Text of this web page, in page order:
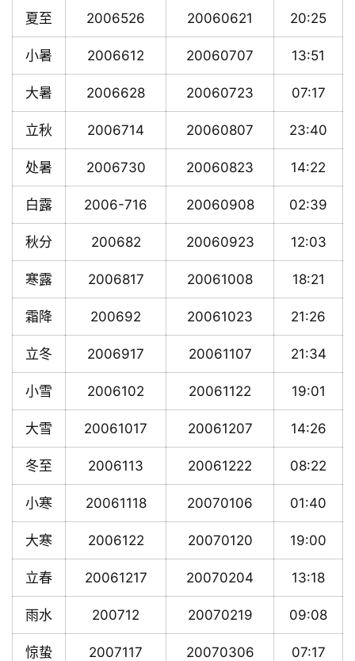
夏至 2006526 20060621 20:25
小暑 2006612 20060707 13:51
大暑 2006628 20060723 07:17
立秋 2006714 20060807 23:40
处暑 2006730 20060823 14:22
白露 2006-716 20060908 02:39
秋分 200682 20060923 12:03
寒露 2006817 20061008 18:21
霜降 200692 20061023 21:26
立冬 2006917 20061107 21:34
小雪 2006102 20061122 19:01
大雪 20061017 20061207 14:26
冬至 2006113 20061222 08:22
小寒 20061118 20070106 01:40
大寒 2006122 20070120 19:00
立春 20061217 20070204 13:18
雨水 200712 20070219 09:08
惊蛰 2007117 20070306 07:17